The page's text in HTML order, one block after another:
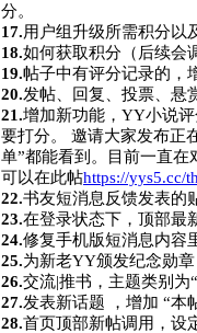
分。
17.用户组升级所需积分以
18.如何获取积分（后续会
19.帖子中有评分记录的，
20.发帖、回复、投票、悬
21.增加新功能，YY小说
要打分。 邀请大家发布正
单”都能看到。目前一直在
可以在此帖https://yys5.cc/
22.书友短消息反馈发表的
23.在登录状态下，顶部最
24.修复手机版短消息内容
25.为新老YY颁发纪念勋
26.交流|推书，主题类别为
27.发表新话题 ，增加 “本
28.首页顶部新帖调用，设